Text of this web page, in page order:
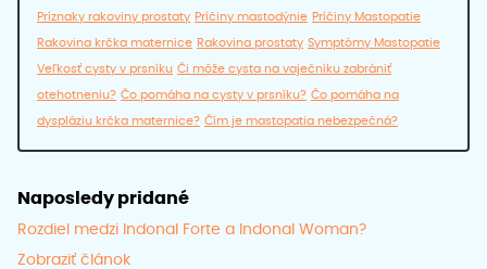
Príznaky rakoviny prostaty Príčiny mastodýnie Príčiny Mastopatie
Rakovina krčka maternice Rakovina prostaty Symptómy Mastopatie
Veľkosť cysty v prsníku Či môže cysta na vaječníku zabrániť
otehotneniu? Čo pomáha na cysty v prsníku? Čo pomáha na
dyspláziu krčka maternice? Čím je mastopatia nebezpečná?
Naposledy pridané
Rozdiel medzi Indonal Forte a Indonal Woman?
Zobraziť článok